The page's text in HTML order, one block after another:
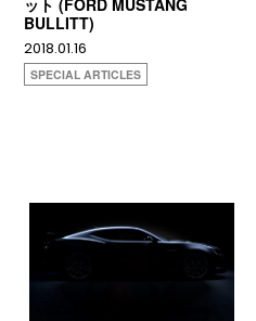
BULLITT)
2018.01.16
SPECIAL ARTICLES